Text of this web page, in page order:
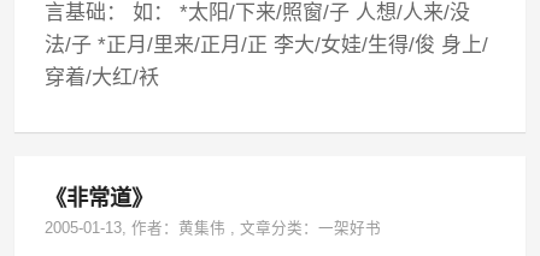
言基础： 如： *太阳/下来/照窗/子 人想/人来/没
法/子 *正月/里来/正月/正 李大/女娃/生得/俊 身上/
穿着/大红/袄
《非常道》
2005-01-13, 作者：黄集伟 ,文章分类：一架好书